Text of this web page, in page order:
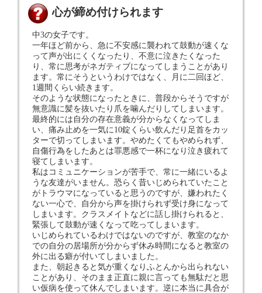
心が締め付けられます
中3の女子です。
一年ほど前から、急に不安感に襲われて鼓動が速くな
って声が出にくくなったり、不意に泣きたくなった
り、常に思考がネガティブになってしまうことがあり
ます。常にそうというわけではなく、月に二回ほど、
1週間くらい続きます。
そのような状態になったときに、普段からそうですが
無意識に髪を抜いたり爪を噛んだりしてしまいます。
最終的には自分の存在意義が分からなくなってしま
い、痛み止めを一気に10錠くらい飲んだり足首をカッ
ターで切ってしまいます。やめたくてもやめられず、
自傷行為をしたあとは罪悪感で一杯になり泣き疲れて
寝てしまいます。
私はコミュニケーションが苦手で、常に一緒にいるよ
うな友達がいません。恐らく昔いじめられていたこと
がトラウマになっていると思うのですが、嫌われたく
ない一心で、自分から声を掛けられず受け身になって
しまいます。クラスメイトなどに話し掛けられると、
緊張して鼓動が速くなって吃ってしまいます。
いじめられているわけではないのですが、教室のなか
での自分の居場所が分からず休み時間になると教室の
外に出る癖が付いてしまいました。
また、朝起きると気が重くなりふとんから出られない
ことがあり、そのまま正直に親に言っても無駄だと思
い仮病を使って休んでしまいます。逆に本当に具合が